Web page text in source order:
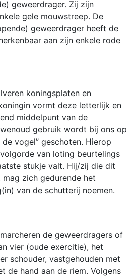
geweerdrager. Zij zijn
gele mouwstreep. De
geweerdrager heeft de
aan zijn enkele rode
koningsplaten en
vormt deze letterlijk en
middelpunt van de
gebruik wordt bij ons op
vogel” geschoten. Hierop
van loting beurtelings
stukje valt. Hij/zij die dit
mag zich gedurende het
van de schutterij noemen.
de geweerdragers of
vier (oude exercitie), het
schouder, vastgehouden met
de hand aan de riem. Volgens